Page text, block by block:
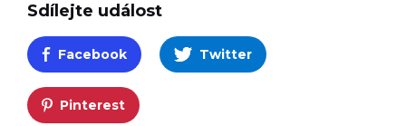
Sdílejte událost
Facebook Twitter
Pinterest